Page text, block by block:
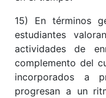
15) En términos
estudiantes
actividades de
complemento del
incorporados a
progresan a un